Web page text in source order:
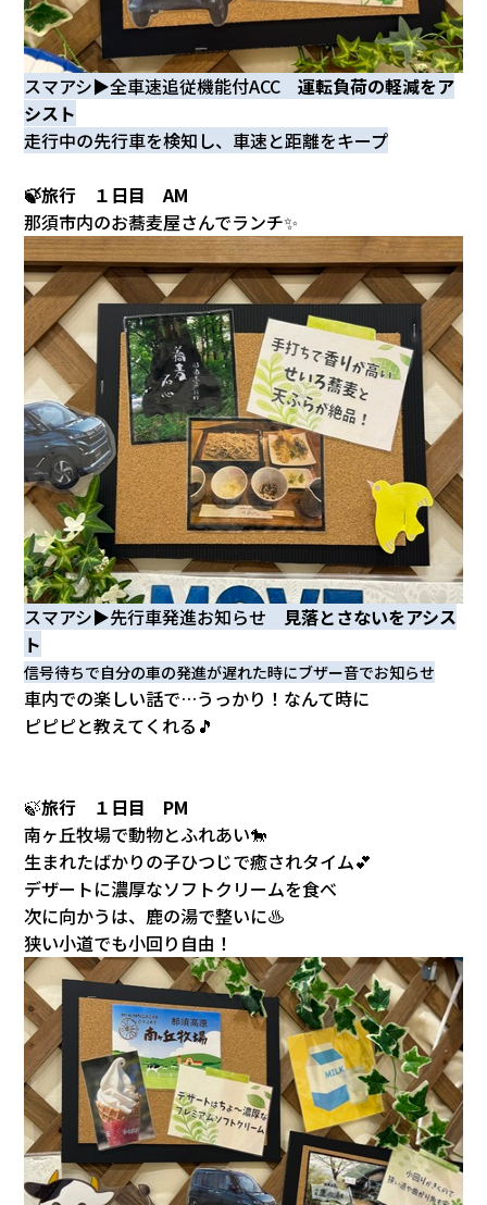
スマアシ▶全車速追従機能付ACC運転負荷の軽減をア
シスト
走行中の先行車を検知し、車速と距離をキープ
🍃旅行 １日目 AM
那須市内のお蕎麦屋さんでランチ✨
スマアシ▶先行車発進お知らせ 見落とさないをアシス
ト
信号待ちで自分の車の発進が遅れた時にブザー音でお知らせ
車内での楽しい話で…うっかり！なんて時に
ピピピと教えてくれる🎵
🍃旅行 １日目 PM
南ヶ丘牧場で動物とふれあい🐎
生まれたばかりの子ひつじで癒されタイム💕
デザートに濃厚なソフトクリームを食べ
次に向かうは、鹿の湯で整いに♨
狭い小道でも小回り自由！